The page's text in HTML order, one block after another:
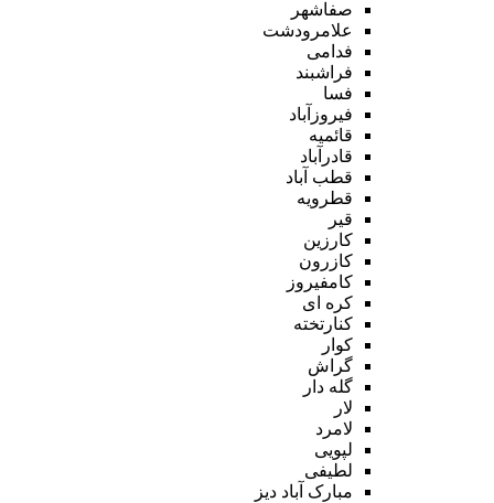
صفاشهر
علامرودشت
فدامی
فراشبند
فسا
فیروزآباد
قائمیه
قادرآباد
قطب آباد
قطرویه
قیر
کارزین
کازرون
کامفیروز
کره ای
کنارتخته
کوار
گراش
گله دار
لار
لامرد
لپویی
لطیفی
مبارک آباد دیز